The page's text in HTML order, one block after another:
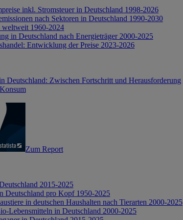
inkl. Stromsteuer in Deutschland 1998-2026
nach Sektoren in Deutschland 1990-2030
weltweit 1960-2024
in Deutschland nach Energieträger 2000-2025
Entwicklung der Preise 2023-2026
Deutschland: Zwischen Fortschritt und Herausforderung
Zum Report
2015-2025
Deutschland pro Kopf 1950-2025
in deutschen Haushalten nach Tierarten 2000-2025
Lebensmitteln in Deutschland 2000-2025